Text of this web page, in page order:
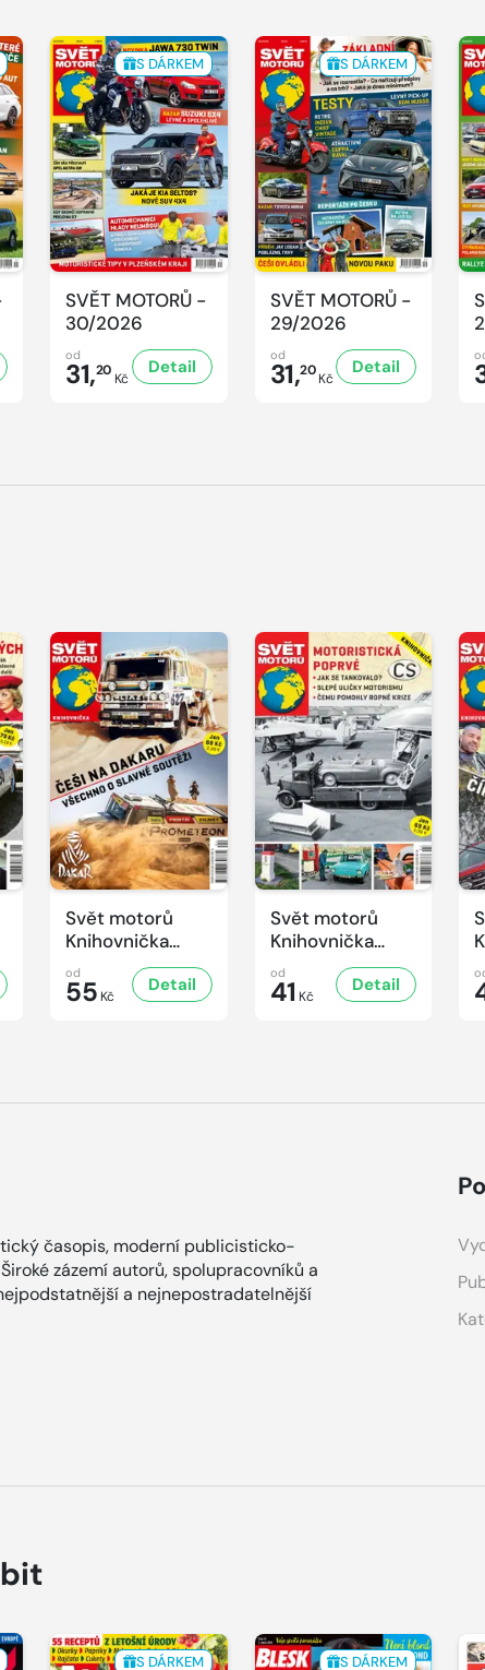
S DÁRKEM
SVĚT MOTORŮ -
30/2026
od
31,20 Kč
Detail
S DÁRKEM
SVĚT MOTORŮ -
29/2026
od
31,20Kč
Detail
Svět motorů
Knihovnička
4/2025
od
55 Kč
Detail
Svět motorů
Knihovnička
3/2025
od
41 Kč
Detail
časopis, moderní publicisticko-
zázemí autorů, spolupracovníků a
a nejnepostradatelnější
S DÁRKEM S DÁRKEM